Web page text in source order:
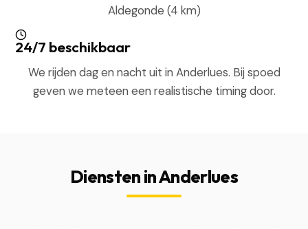
Aldegonde (4 km)
24/7 beschikbaar
We rijden dag en nacht uit in Anderlues. Bij spoed
geven we meteen een realistische timing door.
Diensten in Anderlues